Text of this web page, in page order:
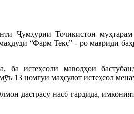
Ҷумҳурии Тоҷикистон
“Фарм Текс” - ро мавриди
ба истеҳсоли маводҳои
13 номгуи маҳсулот истеҳсол
дастрасу насб гардида,